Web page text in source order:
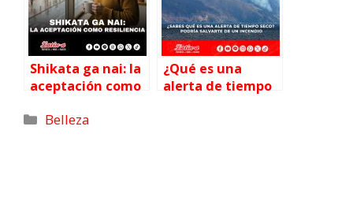
Shikata ga nai: la
aceptación como
¿Qué es una
alerta de tiempo
Belleza